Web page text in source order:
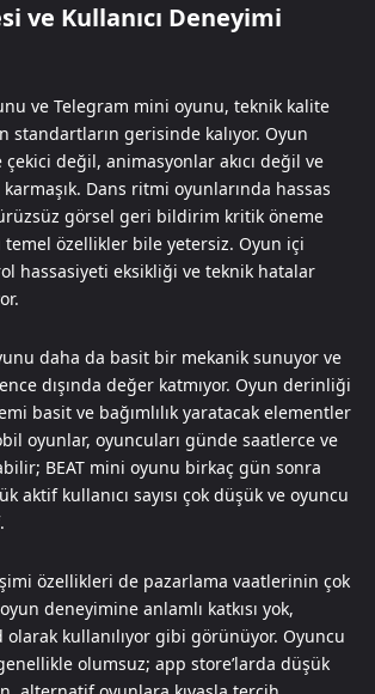
ve Kullanıcı Deneyimi
ve Telegram mini oyunu, teknik kalite
standartların gerisinde kalıyor. Oyun
değil, animasyonlar akıcı değil ve
karmaşık. Dans ritmi oyunlarında hassas
görsel geri bildirim kritik öneme
temel özellikler bile yetersiz. Oyun içi
hassasiyeti eksikliği ve teknik hatalar
daha da basit bir mekanik sunuyor ve
dışında değer katmıyor. Oyun derinliği
basit ve bağımlılık yaratacak elementler
oyunlar, oyuncuları günde saatlerce ve
BEAT mini oyunu birkaç gün sonra
aktif kullanıcı sayısı çok düşük ve oyuncu
özellikleri de pazarlama vaatlerinin çok
deneyimine anlamlı katkısı yok,
olarak kullanılıyor gibi görünüyor. Oyuncu
olumsuz; app store’larda düşük